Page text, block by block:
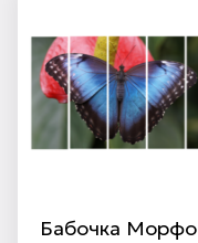
Бабочка Морфо